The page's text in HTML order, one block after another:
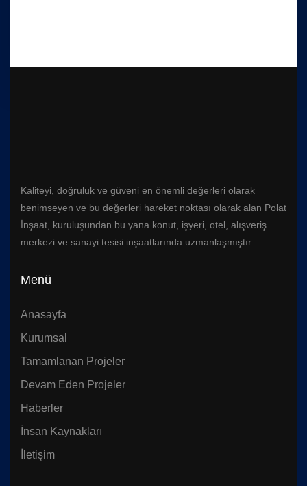
Kaliteyi, doğruluk ve güveni en önemli değerleri olarak
benimseyen ve bu değerleri hareket noktası olarak alan Polat
İnşaat, kuruluşundan bu yana konut, işyeri, otel, alışveriş
merkezi ve sanayi tesisi inşaatlarında uzmanlaşmıştır.
Menü
Anasayfa
Kurumsal
Tamamlanan Projeler
Devam Eden Projeler
Haberler
İnsan Kaynakları
İletişim